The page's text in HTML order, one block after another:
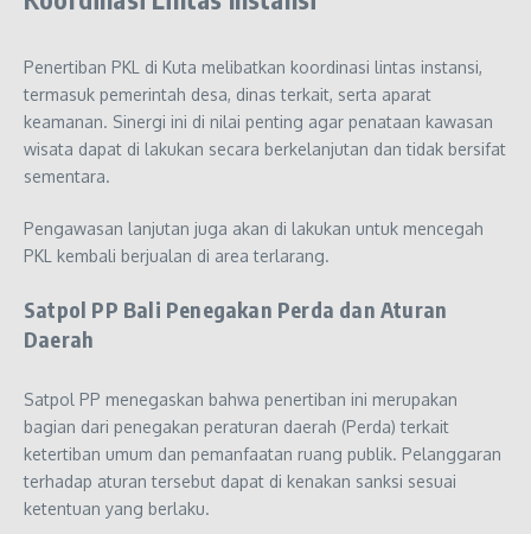
Penertiban PKL di Kuta melibatkan koordinasi lintas instansi,
termasuk pemerintah desa, dinas terkait, serta aparat
keamanan. Sinergi ini di nilai penting agar penataan kawasan
wisata dapat di lakukan secara berkelanjutan dan tidak bersifat
sementara.
Pengawasan lanjutan juga akan di lakukan untuk mencegah
PKL kembali berjualan di area terlarang.
Satpol PP Bali Penegakan Perda dan Aturan
Daerah
Satpol PP menegaskan bahwa penertiban ini merupakan
bagian dari penegakan peraturan daerah (Perda) terkait
ketertiban umum dan pemanfaatan ruang publik. Pelanggaran
terhadap aturan tersebut dapat di kenakan sanksi sesuai
ketentuan yang berlaku.